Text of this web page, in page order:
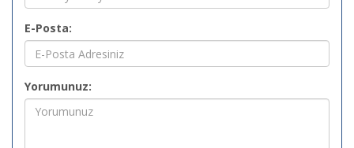
E-Posta:
Yorumunuz: